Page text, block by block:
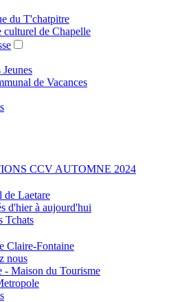
du T'chatpitre
culturel de Chapelle
de Vacances
CCV AUTOMNE 2024
de Laetare
d'hier à aujourd'hui
Tchats
Claire-Fontaine
nous
- Maison du Tourisme